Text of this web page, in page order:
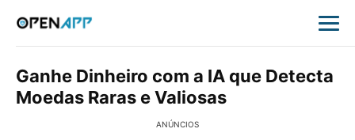
Ganhe Dinheiro com a IA que Detecta
Moedas Raras e Valiosas
ANÚNCIOS